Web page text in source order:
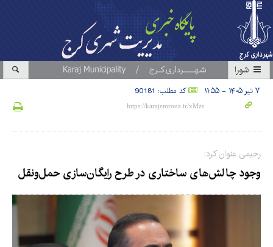
شورا
۷ تیر ۱۴۰۵ - ۱۱:۵۵ کد مطلب: 90181
رحیمی عنوان کرد:
وجود چالش‌های ساختاری در طرح رایگان‌سازی حمل‌ونقل